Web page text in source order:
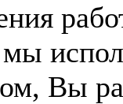
мы
Вы